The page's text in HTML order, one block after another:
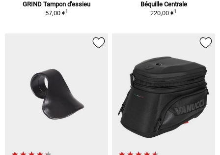
GRIND Tampon d'essieu
57,00 €1
Béquille Centrale
220,00 €1